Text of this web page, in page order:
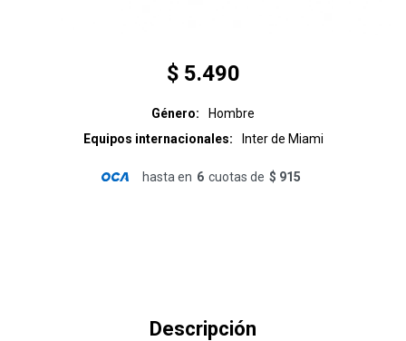
$ 5.490
Género
Hombre
Equipos internacionales
Inter de Miami
hasta en 6 cuotas de $ 915
Descripción